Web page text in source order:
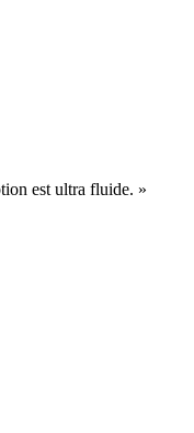
est ultra fluide. »